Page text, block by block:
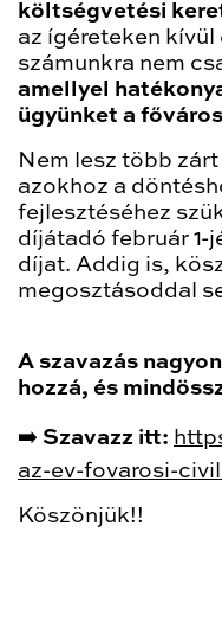
költségvetési
az ígéreteken
számunkra nem
amellyel
ügyünket a
Nem lesz több
azokhoz a
fejlesztéséhez
díjátadó február 1-
díjat. Addig is,
megosztásoddal
A szavazás
hozzá, és
➡️ Szavazz itt:
az-ev-fovarosi-
Köszönjük!!